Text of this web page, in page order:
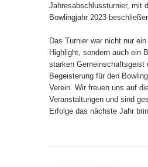
Jahresabschlussturnier, mit
Bowlingjahr 2023
Das Turnier war nicht nur
Highlight, sondern auch ein
starken Gemeinschaftsgeist
Begeisterung für den
Verein. Wir freuen uns auf
Veranstaltungen und sind
Erfolge das nächste Jahr